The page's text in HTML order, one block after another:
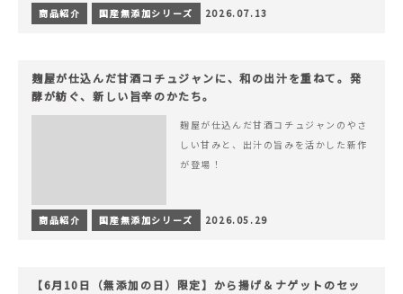
コク深い旨みが楽しめる特製チリソース
&hellip; 続きを読む ピリッと刺激のあ
商品紹介 国産無添加シリーズ 2026.07.13
麹屋が仕込んだ甘酒コチュジャンに、和の出汁を重ねて。発
酵が紡ぐ、新しい旨辛のかたち。
麹屋が仕込んだ甘酒コチュジャンのやさ
しい甘みと、出汁の旨みを活かした新作
が登場！
商品紹介 国産無添加シリーズ 2026.05.29
【6月10日（無添加の日）限定】から揚げ＆ナゲットのセッ